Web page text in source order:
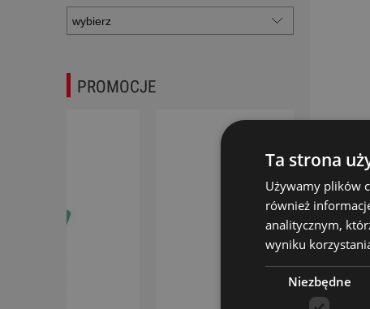
PROMOCJE
Ta strona
Używamy plików
również
analitycznym,
wyniku
Niezbędne